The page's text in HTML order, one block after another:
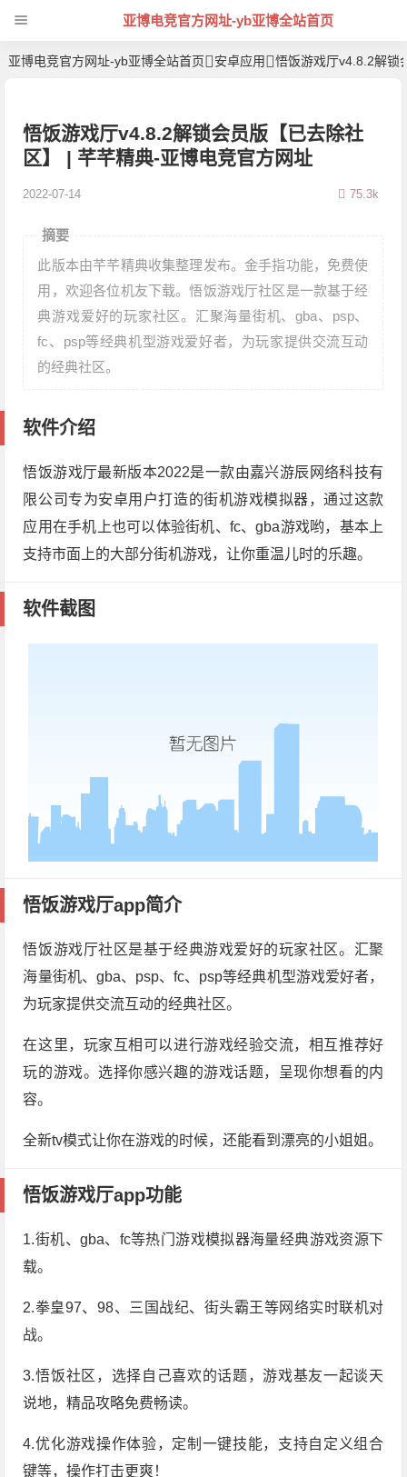
亚博电竞官方网址-yb亚博全站首页
亚博电竞官方网址-yb亚博全站首页 安卓应用 悟饭游戏厅v4.8.2解锁
悟饭游戏厅v4.8.2解锁会员版【已去除社
区】 | 芊芊精典-亚博电竞官方网址
2022-07-14 75.3k
摘要
此版本由芊芊精典收集整理发布。金手指功能，免费使
用，欢迎各位机友下载。悟饭游戏厅社区是一款基于经
典游戏爱好的玩家社区。汇聚海量街机、gba、psp、
fc、psp等经典机型游戏爱好者，为玩家提供交流互动
的经典社区。
软件介绍
悟饭游戏厅最新版本2022是一款由嘉兴游辰网络科技有
限公司专为安卓用户打造的街机游戏模拟器，通过这款
应用在手机上也可以体验街机、fc、gba游戏哟，基本上
支持市面上的大部分街机游戏，让你重温儿时的乐趣。
软件截图
悟饭游戏厅app简介
悟饭游戏厅社区是基于经典游戏爱好的玩家社区。汇聚
海量街机、gba、psp、fc、psp等经典机型游戏爱好者，
为玩家提供交流互动的经典社区。
在这里，玩家互相可以进行游戏经验交流，相互推荐好
玩的游戏。选择你感兴趣的游戏话题，呈现你想看的内
容。
全新tv模式让你在游戏的时候，还能看到漂亮的小姐姐。
悟饭游戏厅app功能
1.街机、gba、fc等热门游戏模拟器海量经典游戏资源下
载。
2.拳皇97、98、三国战纪、街头霸王等网络实时联机对
战。
3.悟饭社区，选择自己喜欢的话题，游戏基友一起谈天
说地，精品攻略免费畅读。
4.优化游戏操作体验，定制一键技能，支持自定义组合
键等，操作打击更爽！